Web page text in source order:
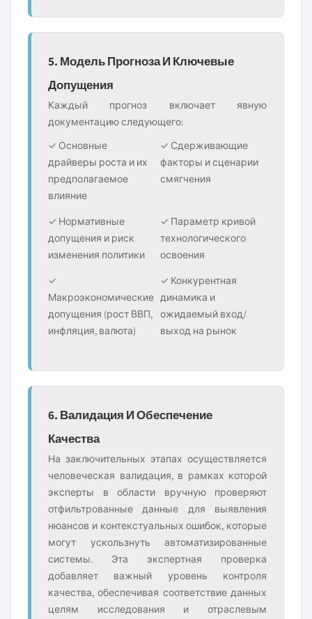
5. Модель Прогноза И Ключевые
Допущения
Каждый прогноз включает явную
документацию следующего:
✓ Основные
драйверы роста и их
предполагаемое
влияние
✓ Сдерживающие
факторы и сценарии
смягчения
✓ Нормативные
допущения и риск
изменения политики
✓ Параметр кривой
технологического
освоения
✓
Макроэкономические
допущения (рост ВВП,
инфляция, валюта)
✓ Конкурентная
динамика и
ожидаемый вход/
выход на рынок
6. Валидация И Обеспечение
Качества
На заключительных этапах осуществляется
человеческая валидация, в рамках которой
эксперты в области вручную проверяют
отфильтрованные данные для выявления
нюансов и контекстуальных ошибок, которые
могут ускользнуть автоматизированные
системы. Эта экспертная проверка
добавляет важный уровень контроля
качества, обеспечивая соответствие данных
целям исследования и отраслевым